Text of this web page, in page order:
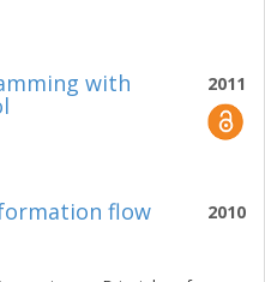
2011
with
2010
flow